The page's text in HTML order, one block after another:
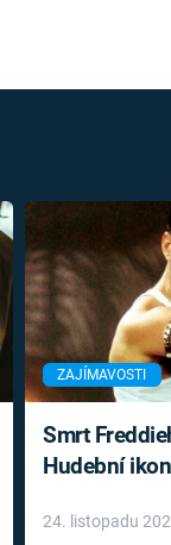
ZAJÍMAVOSTI
Smrt
Hudební
léky
24. listopadu